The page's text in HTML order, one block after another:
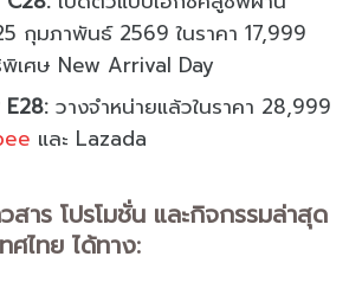
กุมภาพันธ์ 2569 ในราคา 17,999
เศษ New Arrival Day
วางจำหน่ายแล้วในราคา 28,999
และ Lazada
สาร โปรโมชั่น และกิจกรรมล่าสุด
ศไทย ได้ทาง: